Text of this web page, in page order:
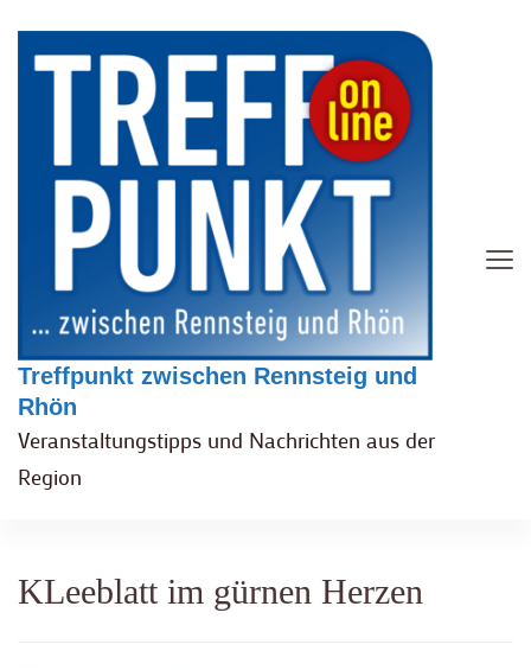
Treffpunkt zwischen Rennsteig und
Rhön
Veranstaltungstipps und Nachrichten aus der
Region
KLeeblatt im gürnen Herzen